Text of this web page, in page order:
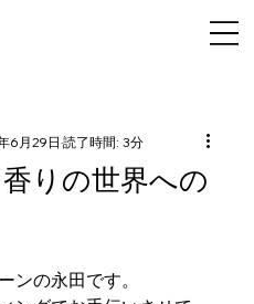
りの世界への
6月29日読了時間: 3分
ンの永田です。